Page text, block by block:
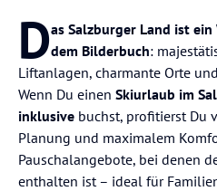
Das Salzburger Land ist
dem Bilderbuch:
Liftanlagen, charmante Orte
Wenn Du einen Skiurlaub im
inklusive buchst, profitierst Du
Planung und maximalem
Pauschalangebote, bei denen
enthalten ist – ideal für